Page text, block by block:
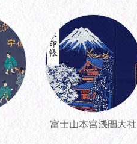
富士山本宮浅間大社